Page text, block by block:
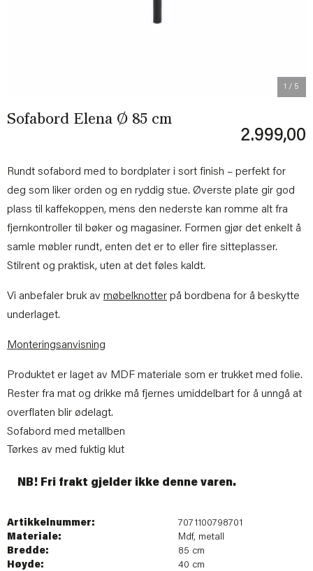
1 / 5
Sofabord Elena Ø 85 cm
2.999,00
Rundt sofabord med to bordplater i sort finish – perfekt for
deg som liker orden og en ryddig stue. Øverste plate gir god
plass til kaffekoppen, mens den nederste kan romme alt fra
fjernkontroller til bøker og magasiner. Formen gjør det enkelt å
samle møbler rundt, enten det er to eller fire sitteplasser.
Stilrent og praktisk, uten at det føles kaldt.
Vi anbefaler bruk av møbelknotter på bordbena for å beskytte
underlaget.
Monteringsanvisning
Produktet er laget av MDF materiale som er trukket med folie.
Rester fra mat og drikke må fjernes umiddelbart for å unngå at
overflaten blir ødelagt.
Sofabord med metallben
Tørkes av med fuktig klut
NB! Fri frakt gjelder ikke denne varen.
Artikkelnummer:
7071100798701
Materiale:
Mdf, metall
Bredde:
85 cm
Høyde:
40 cm